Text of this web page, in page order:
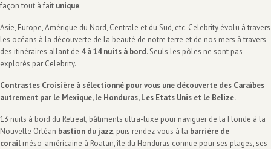
façon tout à fait unique.
Asie, Europe, Amérique du Nord, Centrale et du Sud, etc. Celebrity évolu à travers
les océans à la découverte de la beauté de notre terre et de nos mers à travers
des itinéraires allant de 4 à 14 nuits à bord. Seuls les pôles ne sont pas
explorés par Celebrity.
Contrastes Croisière à sélectionné pour vous une découverte des Caraïbes
autrement par le Mexique, le Honduras, Les Etats Unis et le Belize.
13 nuits à bord du Retreat, bâtiments ultra-luxe pour naviguer de la Floride à la
Nouvelle Orléan bastion du jazz, puis rendez-vous à la barrière de
corail méso-américaine à Roatan, île du Honduras connue pour ses plages, ses